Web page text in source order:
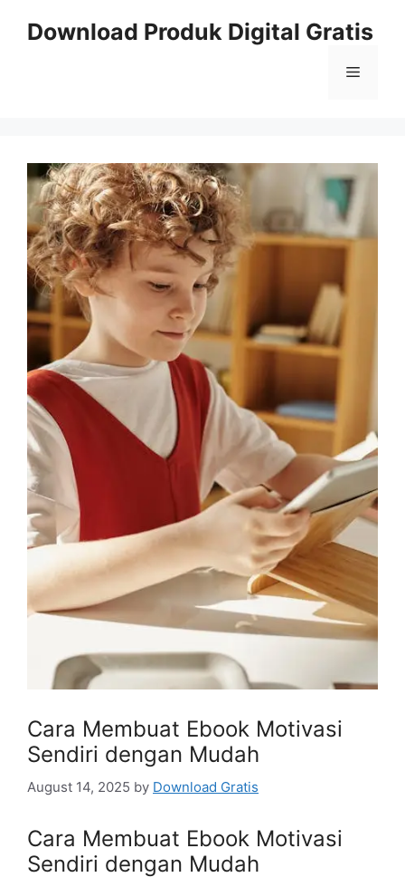
Download Produk Digital Gratis
Menu
Cara Membuat Ebook Motivasi
Sendiri dengan Mudah
August 14, 2025 by Download Gratis
Cara Membuat Ebook Motivasi
Sendiri dengan Mudah